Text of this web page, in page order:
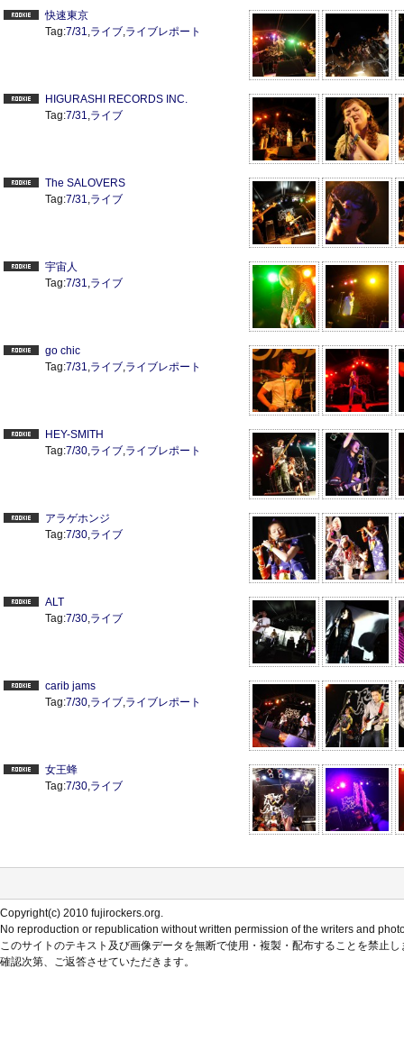
快速東京
Tag:7/31,ライブ,ライブレポート
HIGURASHI RECORDS INC.
Tag:7/31,ライブ
The SALOVERS
Tag:7/31,ライブ
宇宙人
Tag:7/31,ライブ
go chic
Tag:7/31,ライブ,ライブレポート
HEY-SMITH
Tag:7/30,ライブ,ライブレポート
アラゲホンジ
Tag:7/30,ライブ
ALT
Tag:7/30,ライブ
carib jams
Tag:7/30,ライブ,ライブレポート
女王蜂
Tag:7/30,ライブ
Copyright(c) 2010 fujirockers.org.
No reproduction or republication without written permission of the writers and
このサイトのテキスト及び画像データを無断で使用・複製・配布することを禁止
確認次第、ご返答させていただきます。